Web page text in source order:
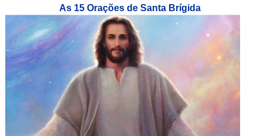
As 15 Orações de Santa Brígida